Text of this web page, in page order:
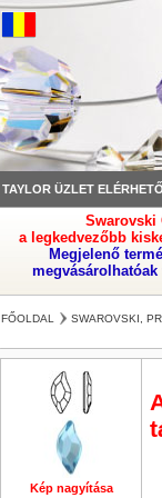
TAYLOR ÜZLET
Swarovski
a legkedvezőbb
Megjelenő
FŐOLDAL SWAROVSKI,
Kép nagyítása